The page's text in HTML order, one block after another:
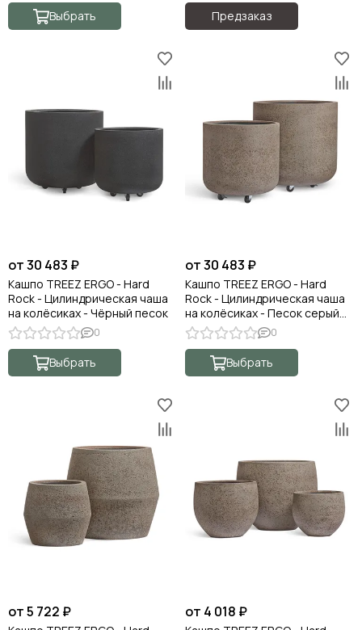
Выбрать Предзаказ
от 30 483 ₽
Кашпо TREEZ ERGO - Hard
Rock - Цилиндрическая чаша
на колёсиках - Чёрный песок
0
Выбрать
от 30 483 ₽
Кашпо TREEZ ERGO - Hard
Rock - Цилиндрическая чаша
на колёсиках - Песок серый
беж
0
Выбрать
от 5 722 ₽ от 4 018 ₽